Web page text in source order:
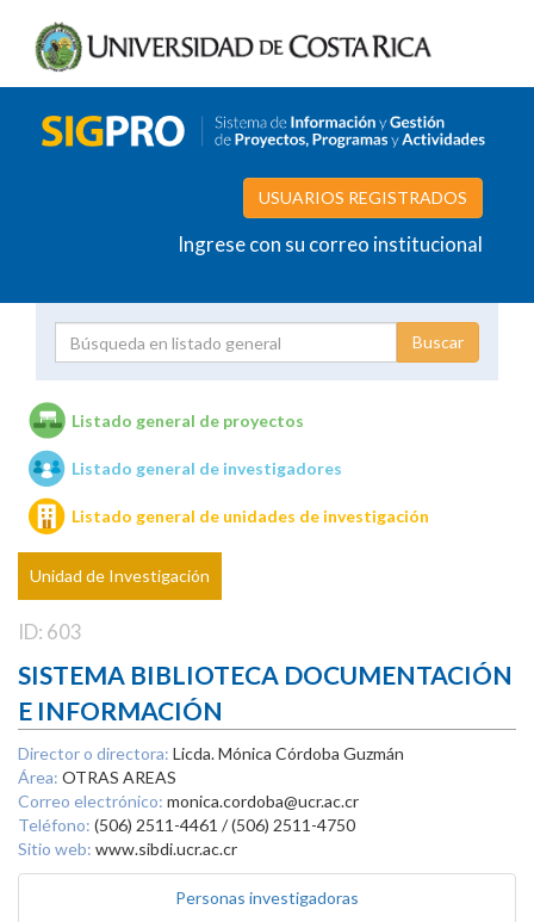
USUARIOS REGISTRADOS
Ingrese con su correo institucional
Unidades de investigación
Listado general de proyectos
Listado general de investigadores
Listado general de unidades de investigación
Unidad de Investigación
ID: 603
SISTEMA BIBLIOTECA DOCUMENTACIÓN
E INFORMACIÓN
Director o directora: Licda. Mónica Córdoba Guzmán
Área: OTRAS AREAS
Correo electrónico: monica.cordoba@ucr.ac.cr
Teléfono: (506) 2511-4461 / (506) 2511-4750
Sitio web: www.sibdi.ucr.ac.cr
Personas investigadoras